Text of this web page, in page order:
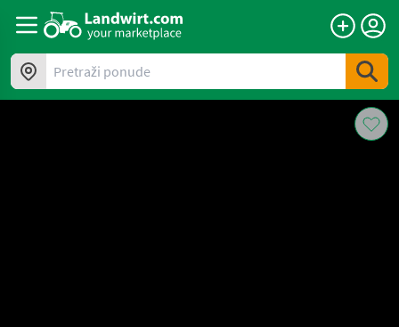
Pretraži ponude